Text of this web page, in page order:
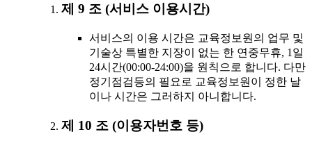
제 9 조 (서비스 이용시간)
서비스의 이용 시간은 교육정보원의 업무 및
기술상 특별한 지장이 없는 한 연중무휴, 1일
24시간(00:00-24:00)을 원칙으로 합니다. 다만
정기점검등의 필요로 교육정보원이 정한 날
이나 시간은 그러하지 아니합니다.
제 10 조 (이용자번호 등)